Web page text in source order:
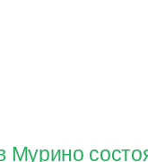
Мурино